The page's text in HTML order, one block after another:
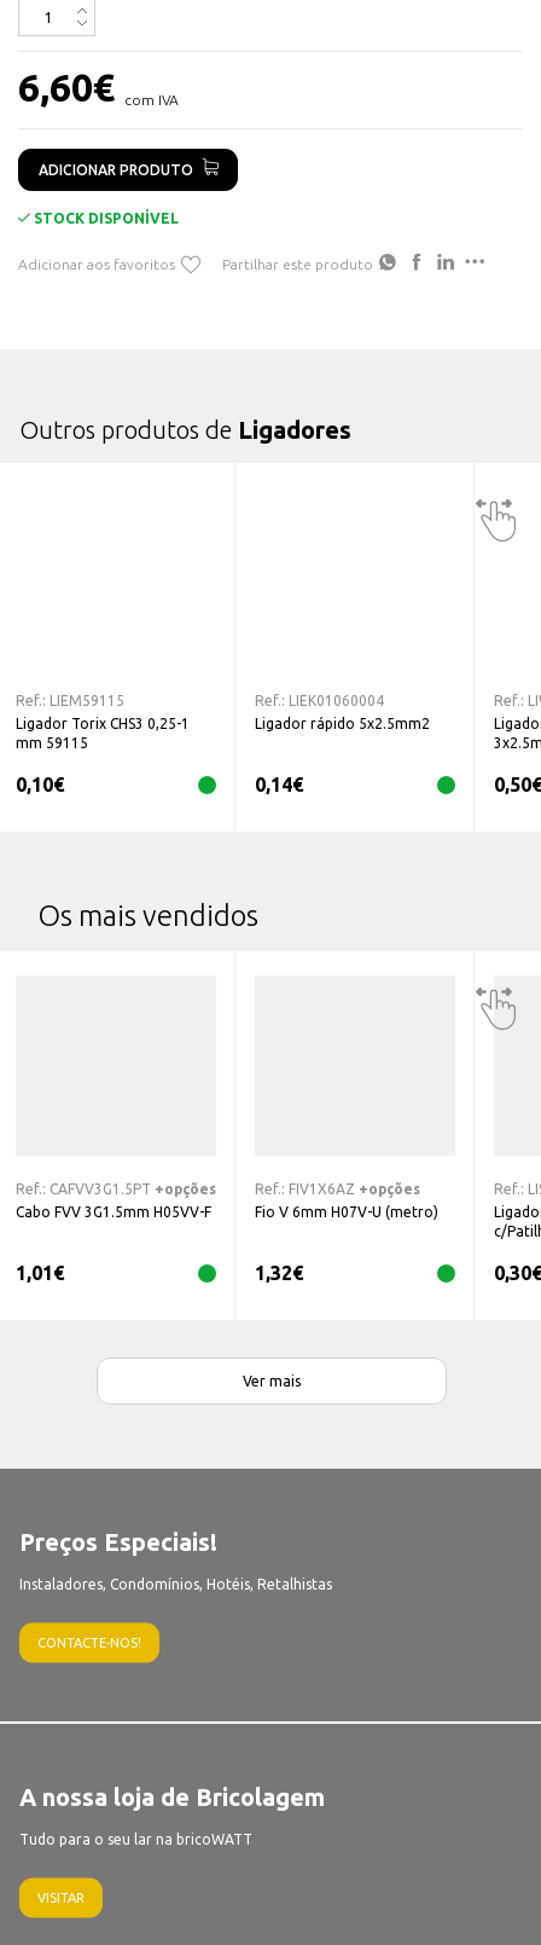
6,60€ com IVA
ADICIONAR PRODUTO
STOCK DISPONÍVEL
Adicionar aos favoritos Partilhar este produto
Outros produtos de Ligadores
Ref.:
LIEM59115
Ligador Torix CHS3 0,25-1
mm 59115
0,10€
Ref.:
LIEK01060004
Ligador rápido 5x2.5mm2
0,14€
Ref.:
0,50€
Os mais vendidos
Ref.: CAFVV3G1.5PT +opções
Cabo FVV 3G1.5mm H05VV-F
1,01€
Ref.: FIV1X6AZ +opções
Fio V 6mm H07V-U (metro)
1,32€
Ref.:
c/
0,30€
Ver mais
Preços Especiais!
Instaladores, Condomínios, Hotéis, Retalhistas
CONTACTE-NOS!
A nossa loja de Bricolagem
Tudo para o seu lar na bricoWATT
VISITAR